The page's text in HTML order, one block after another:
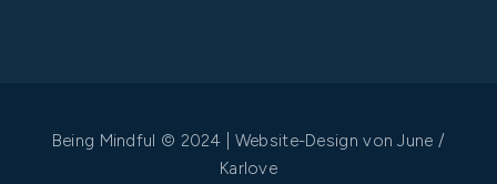
Being Mindful © 2024 | Website-Design vonJune /
Karlove